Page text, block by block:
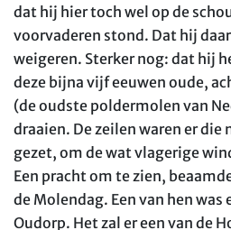
dat hij hier toch wel op de
voorvaderen stond. Dat hij
weigeren. Sterker nog: dat hij
deze bijna vijf eeuwen oude,
(de oudste poldermolen van
draaien. De zeilen waren er
gezet, om de wat vlagerige
Een pracht om te zien,
de Molendag. Een van hen was
Oudorp. Het zal er een van de